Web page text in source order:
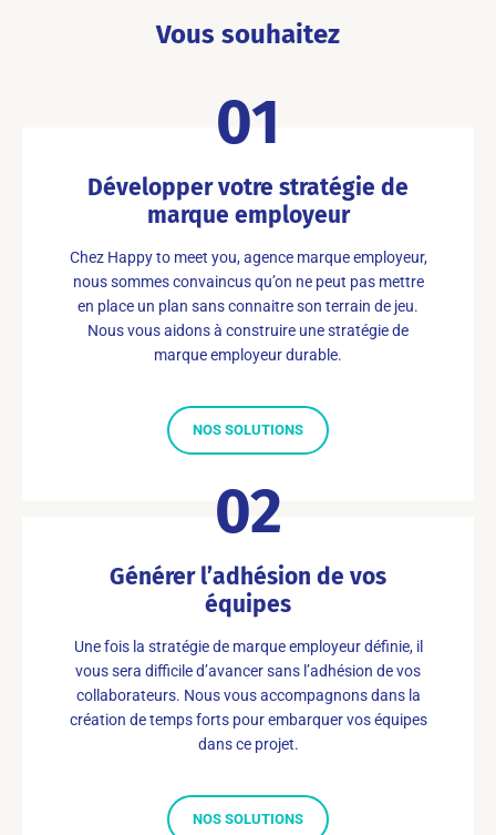
Vous souhaitez
01
Développer votre stratégie de
marque employeur
Chez Happy to meet you, agence marque employeur,
nous sommes convaincus qu’on ne peut pas mettre
en place un plan sans connaitre son terrain de jeu.
Nous vous aidons à construire une stratégie de
marque employeur durable.
NOS SOLUTIONS
02
Générer l’adhésion de vos
équipes
Une fois la stratégie de marque employeur définie, il
vous sera difficile d’avancer sans l’adhésion de vos
collaborateurs. Nous vous accompagnons dans la
création de temps forts pour embarquer vos équipes
dans ce projet.
NOS SOLUTIONS